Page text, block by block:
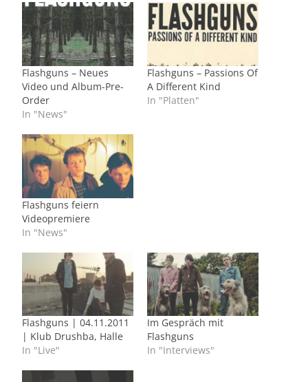
Flashguns – Neues
Video und Album-Pre-
Order
In "News"
Flashguns – Passions Of
A Different Kind
In "Platten"
Flashguns feiern
Videopremiere
In "News"
Flashguns | 04.11.2011
| Klub Drushba, Halle
In "Live"
Im Gespräch mit
Flashguns
In "Interviews"